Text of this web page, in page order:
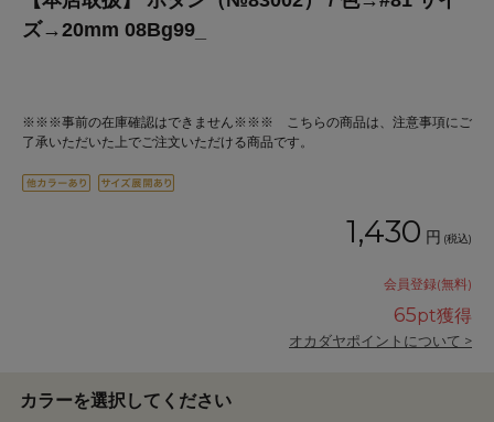
ズ→20mm 08Bg99_
※※※事前の在庫確認はできません※※※ こちらの商品は、注意事項にご
了承いただいた上でご注文いただける商品です。
1,430 円 (税込)
会員登録(無料)
65pt獲得
オカダヤポイントについて >
カラーを選択してください